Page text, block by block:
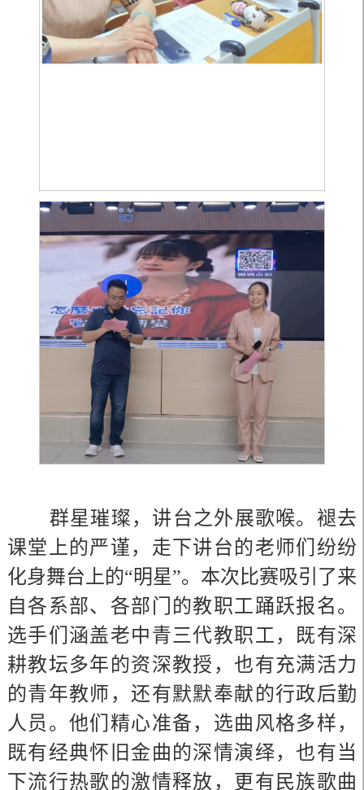
群星璀璨，讲台之外展歌喉。褪去
课堂上的严谨，走下讲台的老师们纷纷
化身舞台上的“明星”。本次比赛吸引了来
自各系部、各部门的教职工踊跃报名。
选手们涵盖老中青三代教职工，既有深
耕教坛多年的资深教授，也有充满活力
的青年教师，还有默默奉献的行政后勤
人员。他们精心准备，选曲风格多样，
既有经典怀旧金曲的深情演绎，也有当
下流行热歌的激情释放，更有民族歌曲